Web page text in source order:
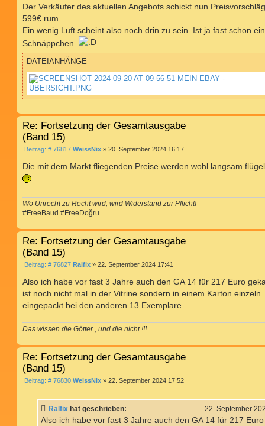
i
a
g
Der Verkäufer des aktuellen Angebots schickt nun
599€ rum.
Ein wenig Luft scheint also noch drin zu sein. Ist ja fast schon ein
Schnäppchen.
DATEIANHÄNGE
Re: Fortsetzung der Gesamtausgabe
(Band 15)
Beitrag: # 76817B
i
t
WeissNix » 20. September 2024 16:17
Die mit dem Markt fliegenden Preise werden wohl langsam
Wo Unrecht zu Recht wird, wird Widerstand zur Pflicht!
#FreeBaud #FreeDoğru
Re: Fortsetzung der Gesamtausgabe
(Band 15)
Beitrag: # 76827B
i
t
r
g
Ralfix » 22. September 2024 17:41
Also ich habe vor fast 3 Jahre auch den GA 14 für 217 Euro
ist noch nicht mal in der Vitrine sondern in einem Karton einzeln
eingepackt bei den anderen 13 Exemplare.
Das wissen die Götter , und die nicht !!!
Re: Fortsetzung der Gesamtausgabe
(Band 15)
Beitrag: # 76830B
r
a
WeissNix » 22. September 2024 17:52
Ralfix hat geschrieben: 22. September
Also ich habe vor fast 3 Jahre auch den GA 14 für 217 Euro